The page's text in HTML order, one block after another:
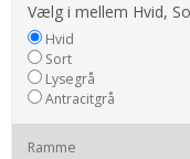
Vælg i mellem Hvid,
Hvid
Sort
Lysegrå
Antracitgrå
Ramme